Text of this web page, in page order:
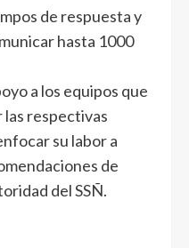
de respuesta y
hasta 1000
a los equipos que
las respectivas
su labor a
de
del SSÑ.